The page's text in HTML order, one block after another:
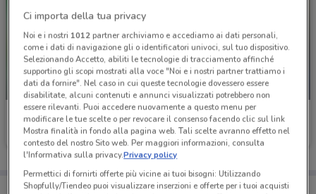
NUOVO
Leroy Merlin
Scade il 31/08 82.3 km
JYSK
Scade mercoledì
Porta DoveConviene sempre con te!
Ci importa della tua privacy
Noi e i nostri 1012partner archiviamo e accediamo ai dati personali,
come i dati di navigazione gli o identificatori univoci, sul tuo dispositivo.
Selezionando Accetto, abiliti le tecnologie di tracciamento affinché
supportino gli scopi mostrati alla voce "Noi e i nostri partner trattiamo i
dati da fornire". Nel caso in cui queste tecnologie dovessero essere
disabilitate, alcuni contenuti e annunci visualizzati potrebbero non
essere rilevanti. Puoi accedere nuovamente a questo menu per
modificare le tue scelte o per revocare il consenso facendo clic sul link
Mostra finalità in fondo alla pagina web. Tali scelte avranno effetto nel
contesto del nostro Sito web. Per maggiori informazioni, consulta
l'Informativa sulla privacy.Privacy policy
Permettici di fornirti offerte più vicine ai tuoi bisogni: Utilizzando
Shopfully/Tiendeo puoi visualizzare inserzioni e offerte per i tuoi acquisti